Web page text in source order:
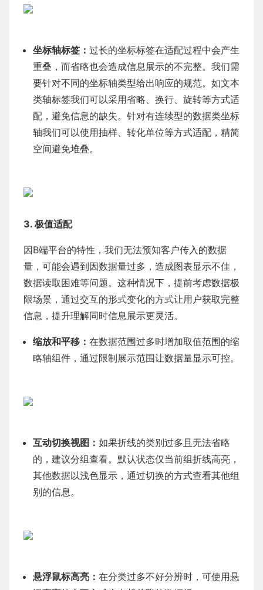
坐标轴标签： 过长的坐标标签在适配过程中会产生
重叠，而省略也会造成信息展示的不完整。我们需
要针对不同的坐标轴类型给出响应的规范。如文本
类轴标签我们可以采用省略、换行、旋转等方式适
配，避免信息的缺失。针对有连续型的数据类坐标
轴我们可以使用抽样、转化单位等方式适配，精简
空间避免堆叠。
3. 极值适配
因B端平台的特性，我们无法预知客户传入的数据
量，可能会遇到因数据量过多，造成图表显示不佳，
数据读取困难等问题。这种情况下，提前考虑数据极
限场景，通过交互的形式变化的方式让用户获取完整
信息，提升理解同时信息展示更灵活。
缩放和平移： 在数据范围过多时增加取值范围的缩
略轴组件，通过限制展示范围让数据量显示可控。
互动切换视图： 如果折线的类别过多且无法省略
的，建议分组查看。默认状态仅当前组折线高亮，
其他数据以浅色显示，通过切换的方式查看其他组
别的信息。
悬浮鼠标高亮： 在分类过多不好分辨时，可使用悬